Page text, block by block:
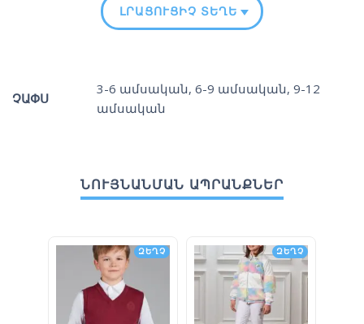
ԼՐԱՑՈՒՑԻՉ ՏԵՂԵԿՈՒԹՅՈՒՆ
ՉԱՓՍ
3-6 ամսական, 6-9 ամսական, 9-12
ամսական
ՆՈՒՅՆԱՆՄԱՆ ԱՊՐԱՆՔՆԵՐ
ԶԵՂՉ ԶԵՂՉ